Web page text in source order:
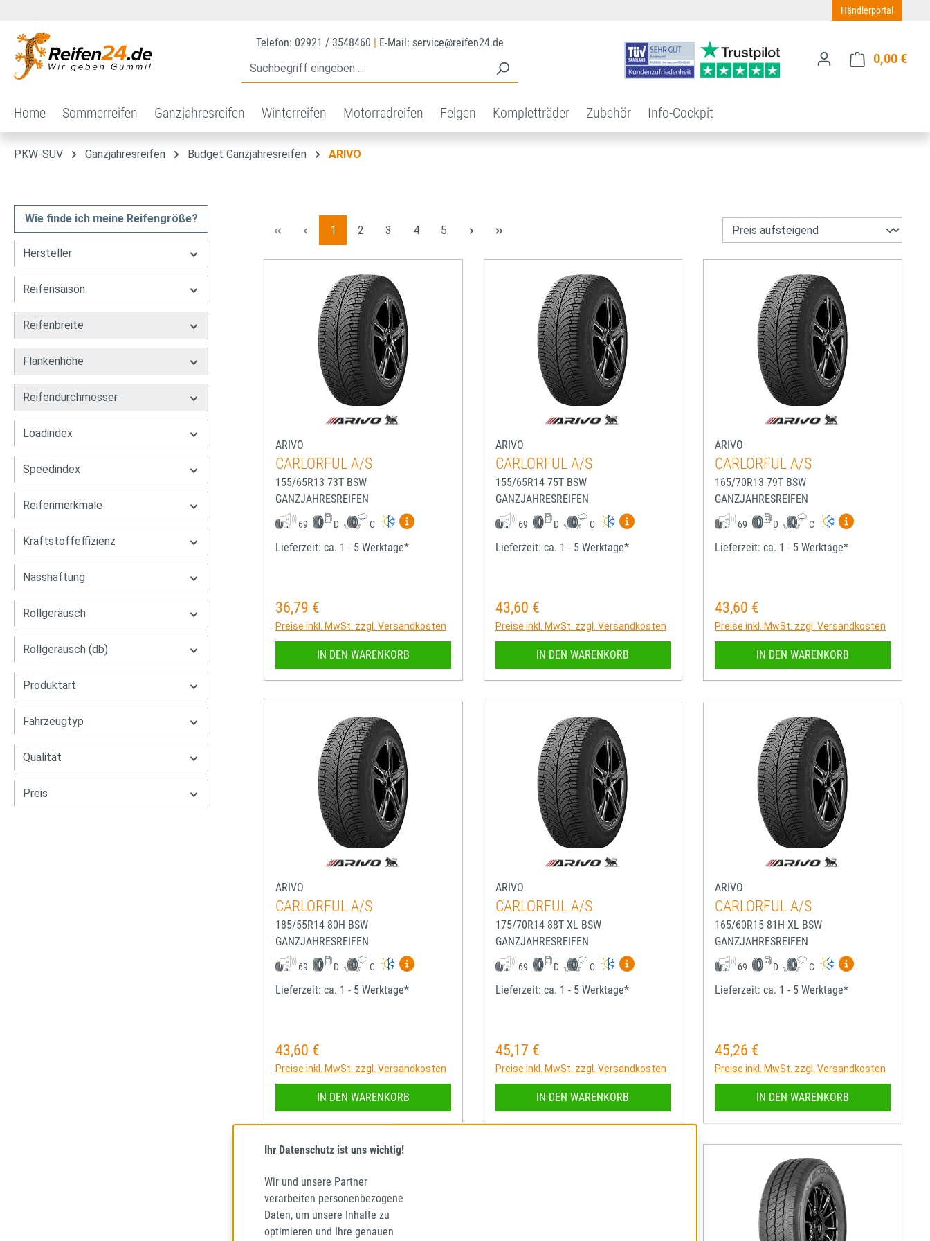
Händlerportal
Telefon: 02921 / 3548460 E-Mail: service@reifen24.de
0,00 €
Home Sommerreifen Ganzjahresreifen Winterreifen Motorradreifen Felgen Kompletträder Zubehör Info-Cockpit
PKW-SUV Ganzjahresreifen Budget Ganzjahresreifen ARIVO
Wie finde ich meine Reifengröße?
Hersteller
Reifensaison
Reifenbreite
Flankenhöhe
Reifendurchmesser
Loadindex
Speedindex
Reifenmerkmale
Kraftstoffeffizienz
Nasshaftung
Rollgeräusch
Rollgeräusch (db)
Produktart
Fahrzeugtyp
Qualität
Preis
Seite
1 Seite
2 Seite
3 Seite
4 Seite
5
ARIVO
CARLORFUL A/S
155/65R13 73T BSW
GANZJAHRESREIFEN
69 D C
Mehr Informationen zum EU-Reifenlabel anzeigen
Lieferzeit: ca. 1 - 5 Werktage*
Regulärer Preis:
36,79 €
Preise inkl. MwSt. zzgl. Versandkosten
IN DEN WARENKORB
ARIVO
CARLORFUL A/S
155/65R14 75T BSW
GANZJAHRESREIFEN
69 D C
Mehr Informationen zum EU-Reifenlabel anzeigen
Lieferzeit: ca. 1 - 5 Werktage*
Regulärer Preis:
43,60 €
Preise inkl. MwSt. zzgl. Versandkosten
IN DEN WARENKORB
ARIVO
CARLORFUL A/S
165/70R13 79T BSW
GANZJAHRESREIFEN
69 D C
Mehr
Lieferzeit: ca. 1 - 5 Werktage*
Regulärer Preis:
43,60 €
Preise inkl. MwSt. zzgl. Versandkosten
IN DEN WARENKORB
ARIVO
CARLORFUL A/S
185/55R14 80H BSW
GANZJAHRESREIFEN
69 D C
Mehr Informationen zum EU-Reifenlabel anzeigen
Lieferzeit: ca. 1 - 5 Werktage*
Regulärer Preis:
43,60 €
Preise inkl. MwSt. zzgl. Versandkosten
IN DEN WARENKORB
ARIVO
CARLORFUL A/S
175/70R14 88T XL BSW
GANZJAHRESREIFEN
69 D C
Mehr Informationen zum EU-Reifenlabel anzeigen
Lieferzeit: ca. 1 - 5 Werktage*
Regulärer Preis:
45,17 €
Preise inkl. MwSt. zzgl. Versandkosten
IN DEN WARENKORB
ARIVO
CARLORFUL A/S
165/60R15 81H XL BSW
GANZJAHRESREIFEN
69 D C
Mehr
Lieferzeit: ca. 1 - 5 Werktage*
Regulärer Preis:
45,26 €
Preise inkl. MwSt. zzgl. Versandkosten
IN DEN WARENKORB
Ihr Datenschutz ist uns wichtig!
Wir und unsere Partner
verarbeiten personenbezogene
Daten, um unsere Inhalte zu
optimieren und Ihre genauen